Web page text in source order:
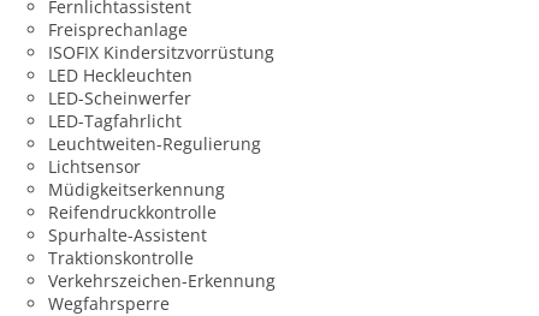
Fernlichtassistent
Freisprechanlage
ISOFIX Kindersitzvorrüstung
LED Heckleuchten
LED-Scheinwerfer
LED-Tagfahrlicht
Leuchtweiten-Regulierung
Lichtsensor
Müdigkeitserkennung
Reifendruckkontrolle
Spurhalte-Assistent
Traktionskontrolle
Verkehrszeichen-Erkennung
Wegfahrsperre